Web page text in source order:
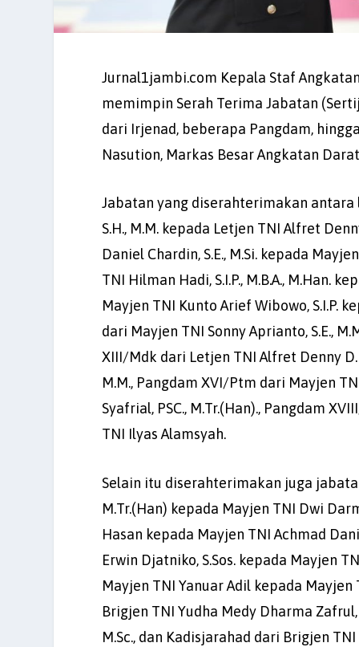
Jurnal1jambi.com Kepala Staf
memimpin Serah Terima Jabatan
dari Irjenad, beberapa Pangdam,
Nasution, Markas Besar Angkatan
Jabatan yang diserahterimakan antara
S.H., M.M. kepada Letjen TNI Alfret
Daniel Chardin, S.E., M.Si. kepada
TNI Hilman Hadi, S.I.P., M.B.A., M.Han.
Mayjen TNI Kunto Arief Wibowo, S.I.P.
dari Mayjen TNI Sonny Aprianto, S.E.,
XIII/Mdk dari Letjen TNI Alfret Denny D.
M.M., Pangdam XVI/Ptm dari Mayjen
Syafrial, PSC., M.Tr.(Han)., Pangdam
TNI Ilyas Alamsyah.
Selain itu diserahterimakan juga
M.Tr.(Han) kepada Mayjen TNI Dwi
Hasan kepada Mayjen TNI Achmad
Erwin Djatniko, S.Sos. kepada Mayjen
Mayjen TNI Yanuar Adil kepada
Brigjen TNI Yudha Medy Dharma Zafrul,
M.Sc., dan Kadisjarahad dari Brigjen